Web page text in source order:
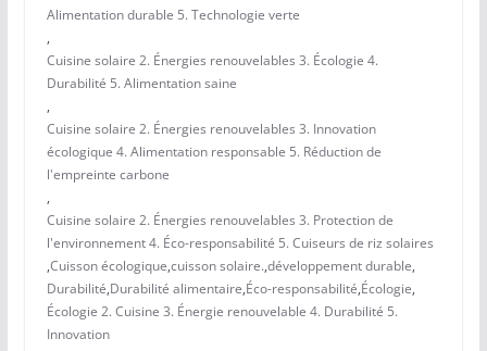
Alimentation durable 5. Technologie verte
,
Cuisine solaire 2. Énergies renouvelables 3. Écologie 4.
Durabilité 5. Alimentation saine
,
Cuisine solaire 2. Énergies renouvelables 3. Innovation
écologique 4. Alimentation responsable 5. Réduction de
l'empreinte carbone
,
Cuisine solaire 2. Énergies renouvelables 3. Protection de
l'environnement 4. Éco-responsabilité 5. Cuiseurs de riz solaires
,Cuisson écologique,cuisson solaire.,développement durable,
Durabilité,Durabilité alimentaire,Éco-responsabilité,Écologie,
Écologie 2. Cuisine 3. Énergie renouvelable 4. Durabilité 5.
Innovation